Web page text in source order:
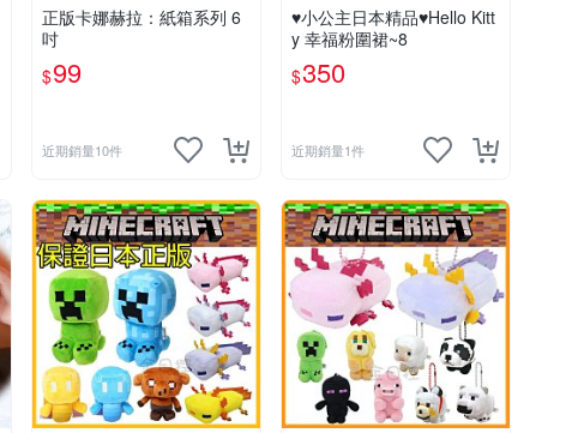
正版卡娜赫拉：紙箱系列 6
吋
$99
近期銷量10件
♥小公主日本精品♥Hello Kitt
y 幸福粉圍裙~8
$350
近期銷量1件